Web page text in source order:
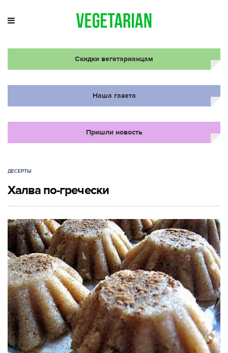
Скидки вегетарианцам
Наша газета
Пришли новость
ДЕСЕРТЫ
Халва по-гречески